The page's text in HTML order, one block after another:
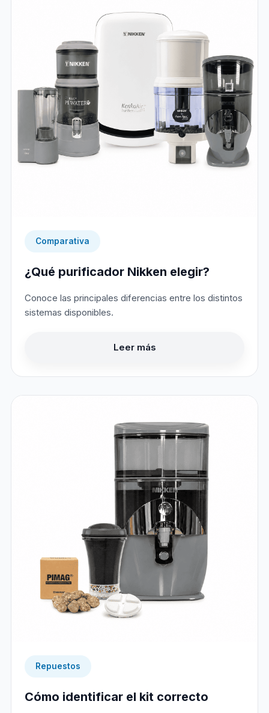
Comparativa
¿Qué purificador Nikken elegir?
Conoce las principales diferencias entre los distintos
sistemas disponibles.
Leer más
Repuestos
Cómo identificar el kit correcto